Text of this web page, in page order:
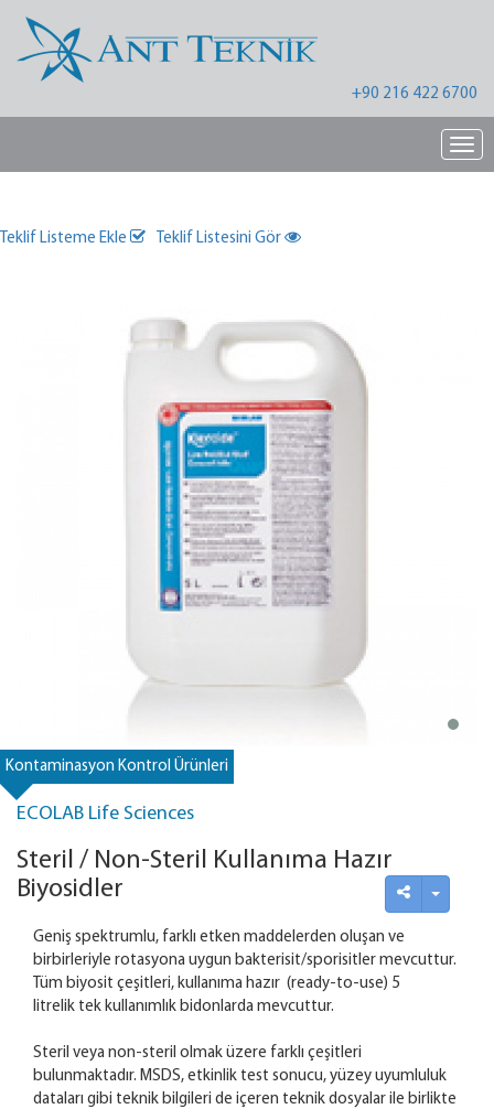
+90 216 422 6700
Teklif Listeme Ekle Teklif Listesini Gör
Kontaminasyon Kontrol Ürünleri
ECOLAB Life Sciences
Steril / Non-Steril Kullanıma Hazır
Biyosidler
Geniş spektrumlu, farklı etken maddelerden oluşan ve
birbirleriyle rotasyona uygun bakterisit/sporisitler mevcuttur.
Tüm biyosit çeşitleri, kullanıma hazır (ready-to-use) 5
litrelik tek kullanımlık bidonlarda mevcuttur.
Steril veya non-steril olmak üzere farklı çeşitleri
bulunmaktadır. MSDS, etkinlik test sonucu, yüzey uyumluluk
dataları gibi teknik bilgileri de içeren teknik dosyalar ile birlikte